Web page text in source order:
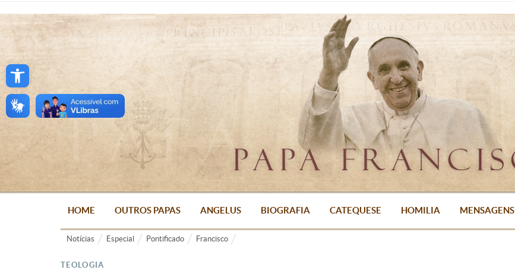
Open toolbar
HOME OUTROS PAPAS ANGELUS BIOGRAFIA CATEQUESE HOMILIA MENSAGENS
Notícias Especial Pontificado Francisco
TEOLOGIA